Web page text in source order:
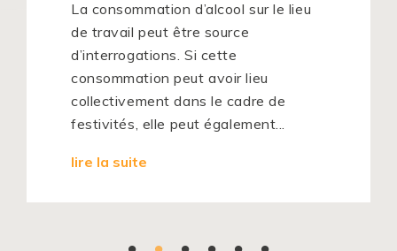
La consommation d’alcool sur le lieu
de travail peut être source
d’interrogations. Si cette
consommation peut avoir lieu
collectivement dans le cadre de
festivités, elle peut également...
lire la suite